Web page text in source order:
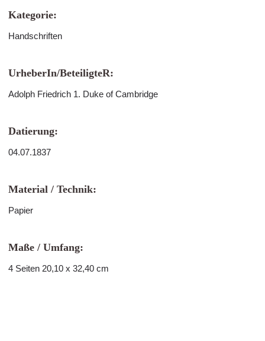
Kategorie:
Handschriften
UrheberIn/BeteiligteR:
Adolph Friedrich 1. Duke of Cambridge
Datierung:
04.07.1837
Material / Technik:
Papier
Maße / Umfang:
4 Seiten 20,10 x 32,40 cm